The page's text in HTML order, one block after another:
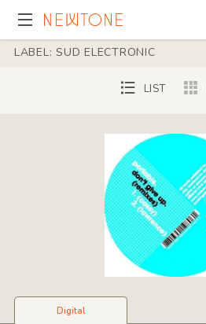
LABEL: SUD ELECTRONIC
LIST
Digital